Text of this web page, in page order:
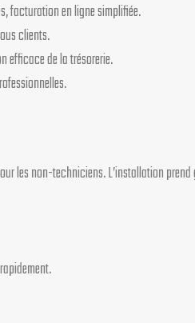
facturation en ligne simplifiée.
clients.
efficace de la trésorerie.
les non-techniciens. L’installation